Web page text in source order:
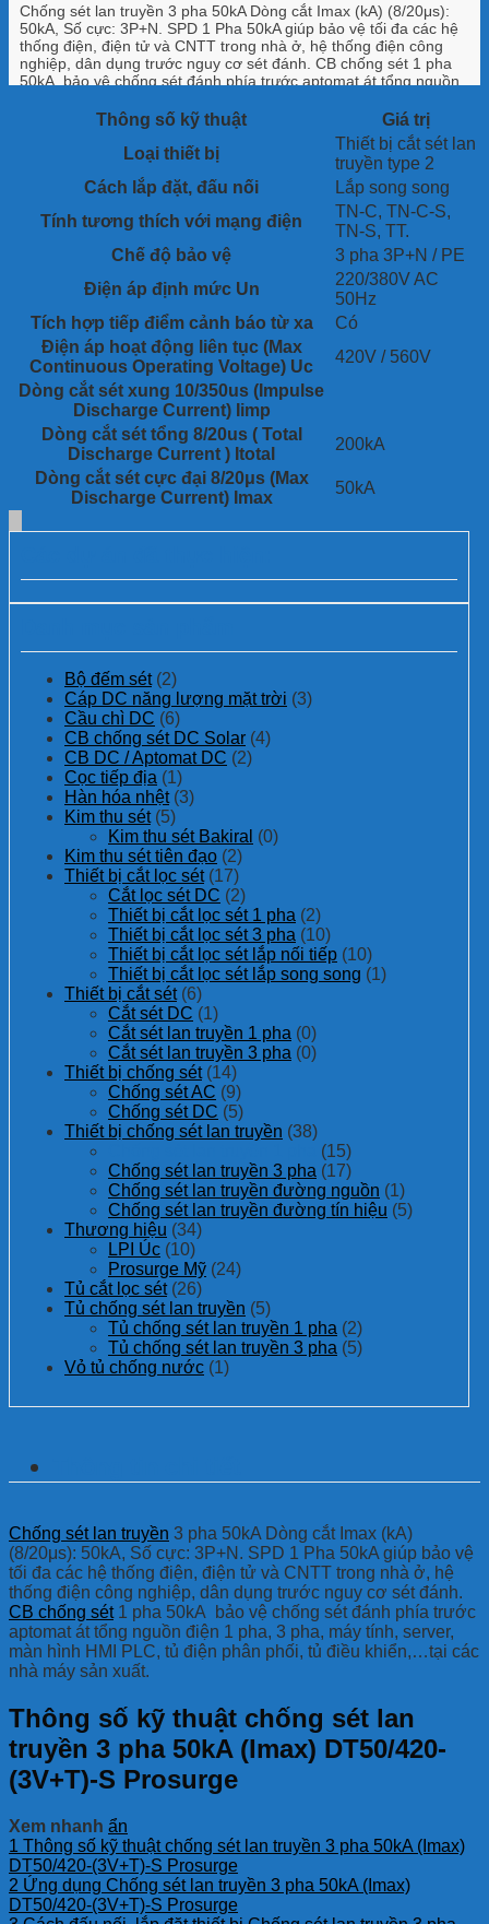
Chống sét lan truyền 3 pha 50kA Dòng cắt Imax (kA) (8/20μs):
50kA, Số cực: 3P+N. SPD 1 Pha 50kA giúp bảo vệ tối đa các hệ
thống điện, điện tử và CNTT trong nhà ở, hệ thống điện công
nghiệp, dân dụng trước nguy cơ sét đánh. CB chống sét 1 pha
50kA bảo vệ chống sét đánh phía trước aptomat át tổng nguồn
phân phối, tủ điều khiển,…tại các nhà máy sản xuất.
Thông số kỹ thuật
Giá trị
Loại thiết bị
Thiết bị cắt sét lan
truyền type 2
Cách lắp đặt, đấu nối
Lắp song song
Tính tương thích với mạng điện
TN-C, TN-C-S,
TN-S, TT.
Chế độ bảo vệ
3 pha 3P+N / PE
Điện áp định mức Un
220/380V AC
50Hz
Tích hợp tiếp điểm cảnh báo từ xa
Có
Điện áp hoạt động liên tục (Max
Continuous Operating Voltage) Uc
420V / 560V
Dòng cắt sét xung 10/350us (Impulse
Discharge Current) Iimp
Dòng cắt sét tổng 8/20us ( Total
Discharge Current ) Itotal
200kA
Dòng cắt sét cực đại 8/20μs (Max
Discharge Current) Imax
50kA
Bộ đếm sét (2)
Cáp DC năng lượng mặt trời (3)
Cầu chì DC (6)
CB chống sét DC Solar (4)
CB DC / Aptomat DC (2)
Cọc tiếp địa (1)
Hàn hóa nhệt (3)
Kim thu sét (5)
Kim thu sét Bakiral (0)
Kim thu sét tiên đạo (2)
Thiết bị cắt lọc sét (17)
Cắt lọc sét DC (2)
Thiết bị cắt lọc sét 1 pha (2)
Thiết bị cắt lọc sét 3 pha (10)
Thiết bị cắt lọc sét lắp nối tiếp (10)
Thiết bị cắt lọc sét lắp song song (1)
Thiết bị cắt sét (6)
Cắt sét DC (1)
Cắt sét lan truyền 1 pha (0)
Cắt sét lan truyền 3 pha (0)
Thiết bị chống sét (14)
Chống sét AC (9)
Chống sét DC (5)
Thiết bị chống sét lan truyền (38)
(15)
Chống sét lan truyền 3 pha (17)
Chống sét lan truyền đường nguồn (1)
Chống sét lan truyền đường tín hiệu (5)
Thương hiệu (34)
LPI Úc (10)
Prosurge Mỹ (24)
Tủ cắt lọc sét (26)
Tủ chống sét lan truyền (5)
Tủ chống sét lan truyền 1 pha (2)
Tủ chống sét lan truyền 3 pha (5)
Vỏ tủ chống nước (1)
Chống sét lan truyền 3 pha 50kA Dòng cắt Imax (kA)
(8/20μs): 50kA, Số cực: 3P+N. SPD 1 Pha 50kA giúp bảo vệ
tối đa các hệ thống điện, điện tử và CNTT trong nhà ở, hệ
thống điện công nghiệp, dân dụng trước nguy cơ sét đánh.
CB chống sét1 pha 50kA bảo vệ chống sét đánh phía trước
aptomat át tổng nguồn điện 1 pha, 3 pha, máy tính, server,
màn hình HMI PLC, tủ điện phân phối, tủ điều khiển,…tại các
nhà máy sản xuất.
Thông số kỹ thuật chống sét lan
truyền 3 pha 50kA (Imax) DT50/420-
(3V+T)-S Prosurge
Xem nhanh ẩn
1 Thông số kỹ thuật chống sét lan truyền 3 pha 50kA (Imax)
DT50/420-(3V+T)-S Prosurge
2 Ứng dụng Chống sét lan truyền 3 pha 50kA (Imax)
DT50/420-(3V+T)-S Prosurge